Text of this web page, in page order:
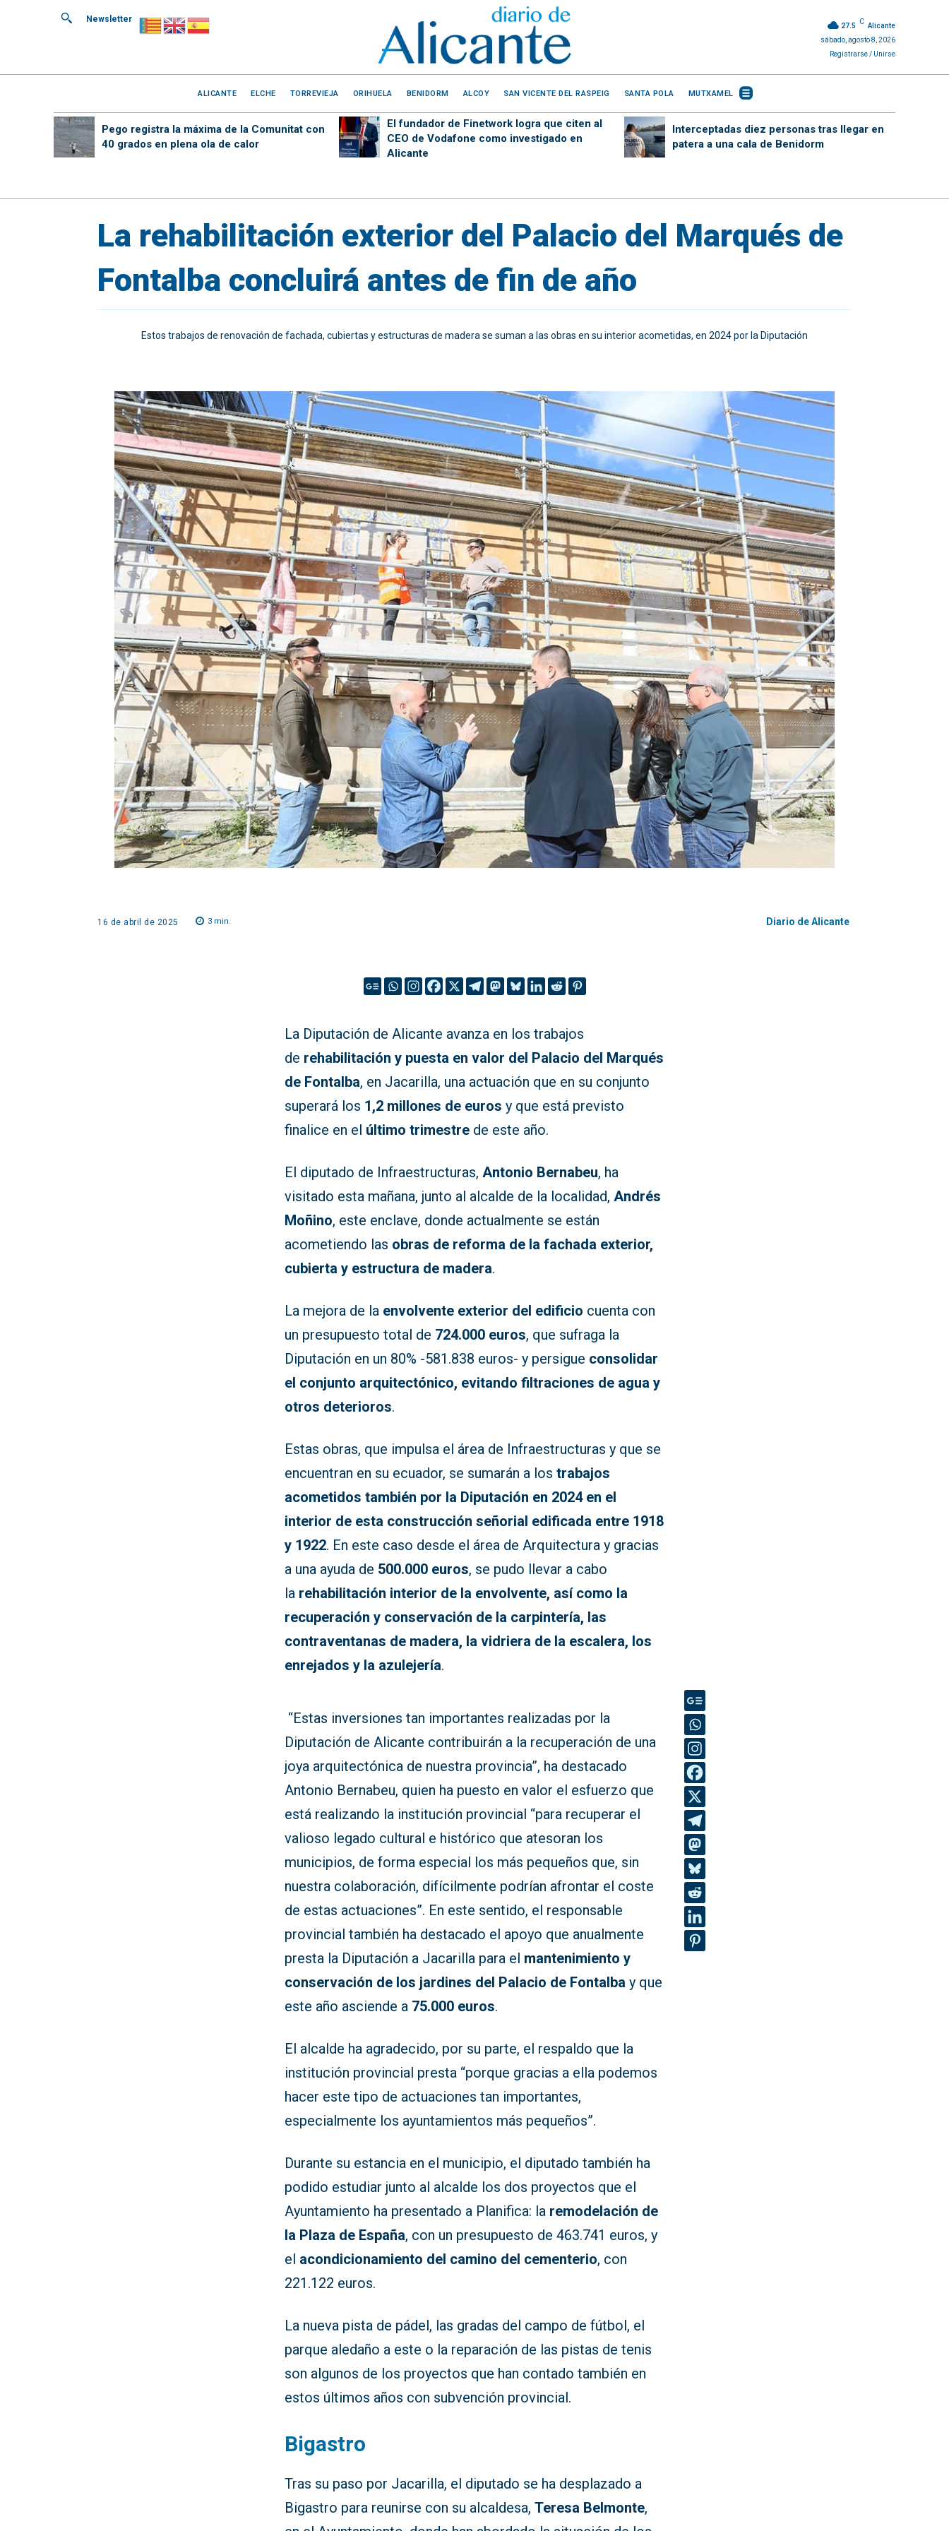
Newsletter
27.5
C
Alicante
sábado, agosto 8, 2026
Registrarse / Unirse
ALICANTE ELCHE TORREVIEJA ORIHUELA BENIDORM ALCOY SAN VICENTE DEL RASPEIG SANTA POLA MUTXAMEL
Pego registra la máxima de la Comunitat con
40 grados en plena ola de calor
El fundador de Finetwork logra que citen al
CEO de Vodafone como investigado en
Alicante
Interceptadas diez personas tras llegar en
patera a una cala de Benidorm
La rehabilitación exterior del Palacio del Marqués de
Fontalba concluirá antes de fin de año
Estos trabajos de renovación de fachada, cubiertas y estructuras de madera se suman a las obras en su interior acometidas, en 2024 por la Diputación
16 de abril de 2025 3min. Diario de Alicante
La Diputación de Alicante avanza en los trabajos
de rehabilitación y puesta en valor del Palacio del Marqués
de Fontalba, en Jacarilla, una actuación que en su conjunto
superará los 1,2 millones de eurosy que está previsto
finalice en el último trimestre de este año.
El diputado de Infraestructuras,Antonio Bernabeu, ha
visitado esta mañana, junto al alcalde de la localidad,Andrés
Moñino, este enclave, donde actualmente se están
acometiendo las obras de reforma de la fachada exterior,
cubierta y estructura de madera.
La mejora de la envolvente exterior del edificio cuenta con
un presupuesto total de 724.000 euros, que sufraga la
Diputación en un 80% -581.838 euros- y persigue consolidar
el conjunto arquitectónico, evitando filtraciones de agua y
otros deterioros.
Estas obras, que impulsa el área de Infraestructuras y que se
encuentran en su ecuador, se sumarán a lostrabajos
acometidos también por la Diputación en 2024 en el
interior de esta construcción señorial edificada entre 1918
y 1922. En este caso desde el área de Arquitectura y gracias
a una ayuda de 500.000 euros, se pudo llevar a cabo
la rehabilitación interior de la envolvente, así como la
recuperación y conservación de la carpintería, las
contraventanas de madera, la vidriera de la escalera, los
enrejados y la azulejería.
“Estas inversiones tan importantes realizadas por la
Diputación de Alicante contribuirán a la recuperación de una
joya arquitectónica de nuestra provincia”, ha destacado
Antonio Bernabeu, quien ha puesto en valor el esfuerzo que
está realizando la institución provincial “para recuperar el
valioso legado cultural e histórico que atesoran los
municipios, de forma especial los más pequeños que, sin
nuestra colaboración, difícilmente podrían afrontar el coste
de estas actuaciones”. En este sentido, el responsable
provincial también ha destacado el apoyo que anualmente
presta la Diputación a Jacarilla para el mantenimiento y
conservación de los jardines del Palacio de Fontalbay que
este año asciende a 75.000 euros.
El alcalde ha agradecido, por su parte, el respaldo que la
institución provincial presta “porque gracias a ella podemos
hacer este tipo de actuaciones tan importantes,
especialmente los ayuntamientos más pequeños”.
Durante su estancia en el municipio, el diputado también ha
podido estudiar junto al alcalde los dos proyectos que el
Ayuntamiento ha presentado a Planifica: la remodelación de
la Plaza de España, con un presupuesto de 463.741 euros, y
el acondicionamiento del camino del cementerio, con
221.122 euros.
La nueva pista de pádel, las gradas del campo de fútbol, el
parque aledaño a este o la reparación de las pistas de tenis
son algunos de los proyectos que han contado también en
estos últimos años con subvención provincial.
Bigastro
Tras su paso por Jacarilla, el diputado se ha desplazado a
Bigastro para reunirse con su alcaldesa,Teresa Belmonte,